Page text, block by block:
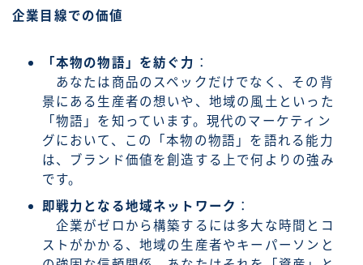
企業目線での価値
「本物の物語」を紡ぐ力 ：
あなたは商品のスペックだけでなく、その背
景にある生産者の想いや、地域の風土といった
「物語」を知っています。現代のマーケティン
グにおいて、この「本物の物語」を語れる能力
は、ブランド価値を創造する上で何よりの強み
です。
即戦力となる地域ネットワーク ：
企業がゼロから構築するには多大な時間とコ
ストがかかる、地域の生産者やキーパーソンと